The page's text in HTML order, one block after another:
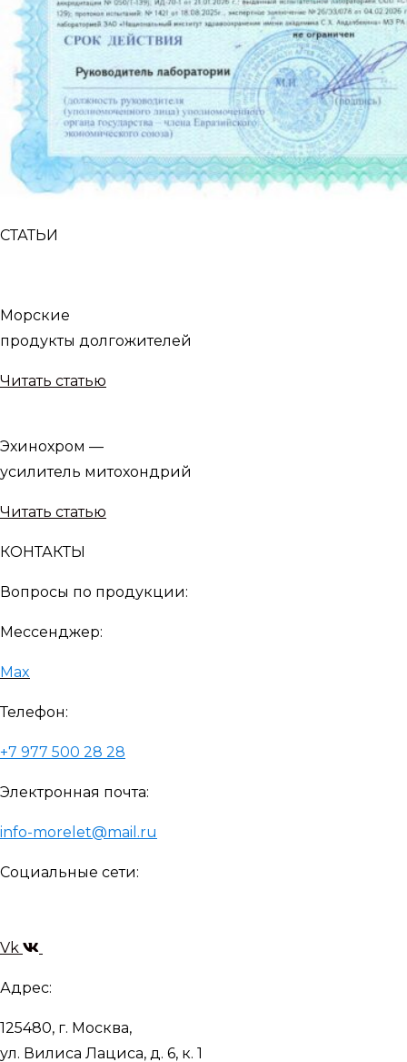
СТАТЬИ
Морские
продукты долгожителей
Читать статью
Эхинохром —
усилитель митохондрий
Читать статью
КОНТАКТЫ
Вопросы по продукции:
Мессенджер:
Max
Телефон:
+7 977 500 28 28
Электронная почта:
info-morelet@mail.ru
Социальные сети:
Vk
Адрес:
125480, г. Москва,
ул. Вилиса Лациса, д. 6, к. 1